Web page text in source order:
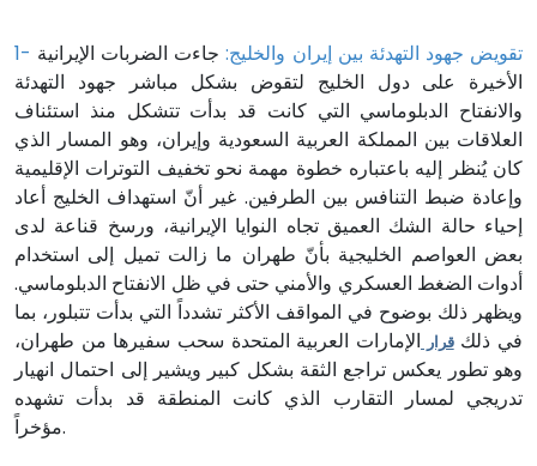
1- تقويض جهود التهدئة بين إيران والخليج: جاءت الضربات الإيرانية
الأخيرة على دول الخليج لتقوض بشكل مباشر جهود التهدئة
والانفتاح الدبلوماسي التي كانت قد بدأت تتشكل منذ استئناف
العلاقات بين المملكة العربية السعودية وإيران، وهو المسار الذي
كان يُنظر إليه باعتباره خطوة مهمة نحو تخفيف التوترات الإقليمية
وإعادة ضبط التنافس بين الطرفين. غير أنّ استهداف الخليج أعاد
إحياء حالة الشك العميق تجاه النوايا الإيرانية، ورسخ قناعة لدى
بعض العواصم الخليجية بأنّ طهران ما زالت تميل إلى استخدام
أدوات الضغط العسكري والأمني حتى في ظل الانفتاح الدبلوماسي.
ويظهر ذلك بوضوح في المواقف الأكثر تشدداً التي بدأت تتبلور، بما
في ذلكقرار الإمارات العربية المتحدة سحب سفيرها من طهران،
وهو تطور يعكس تراجع الثقة بشكل كبير ويشير إلى احتمال انهيار
تدريجي لمسار التقارب الذي كانت المنطقة قد بدأت تشهده
مؤخراً.